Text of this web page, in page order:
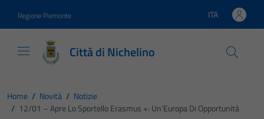
Regione Piemonte Lingua attiva:
ITA
Città di Nichelino
Home / Novità / Notizie
/ 12/01 – Apre Lo Sportello Erasmus +: Un’Europa Di Opportunità